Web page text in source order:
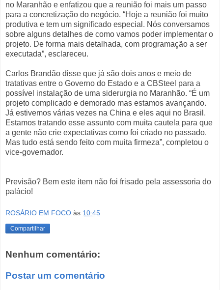
no Maranhão e enfatizou que a reunião foi mais um passo
para a concretização do negócio. “Hoje a reunião foi muito
produtiva e tem um significado especial. Nós conversamos
sobre alguns detalhes de como vamos poder implementar o
projeto. De forma mais detalhada, com programação a ser
executada”, esclareceu.
Carlos Brandão disse que já são dois anos e meio de
tratativas entre o Governo do Estado e a CBSteel para a
possível instalação de uma siderurgia no Maranhão. “É um
projeto complicado e demorado mas estamos avançando.
Já estivemos várias vezes na China e eles aqui no Brasil.
Estamos tratando esse assunto com muita cautela para que
a gente não crie expectativas como foi criado no passado.
Mas tudo está sendo feito com muita firmeza”, completou o
vice-governador.
Previsão? Bem este item não foi frisado pela assessoria do
palácio!
ROSÁRIO EM FOCO às 10:45
Compartilhar
Nenhum comentário:
Postar um comentário